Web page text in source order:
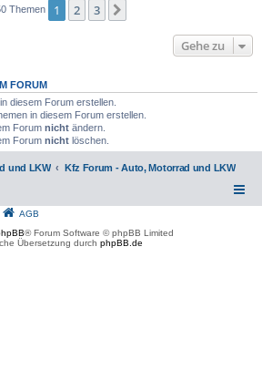
Themen 1 2 3
Gehe zu
FORUM
diesem Forum erstellen.
in diesem Forum erstellen.
Forum nicht ändern.
Forum nicht löschen.
und LKW Kfz Forum - Auto, Motorrad und LKW
AGB
® Forum Software © phpBB Limited
Übersetzung durch phpBB.de